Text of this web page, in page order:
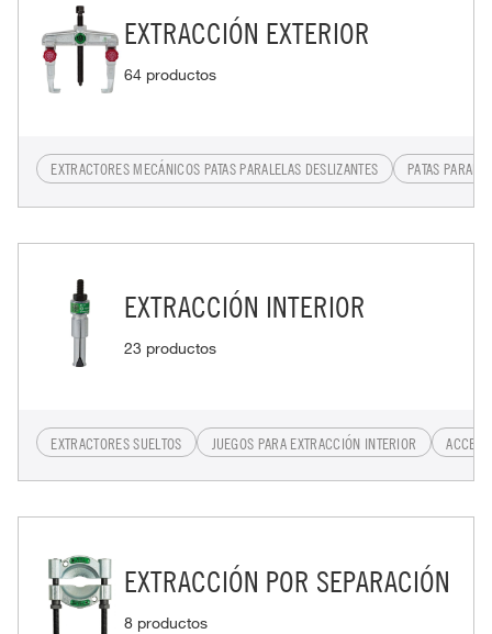
EXTRACCIÓN EXTERIOR
64 productos
EXTRACTORES MECÁNICOS PATAS PARALELAS DESLIZANTES PATAS
EXTRACCIÓN INTERIOR
23 productos
EXTRACTORES SUELTOS JUEGOS PARA EXTRACCIÓN INTERIOR
EXTRACCIÓN POR SEPARACIÓN
8 productos